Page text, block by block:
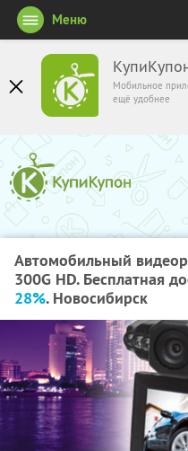
Мобильное
ещё удобнее
Меню
Автомобильный
300G HD. Бесплатная
28%. Новосибирск